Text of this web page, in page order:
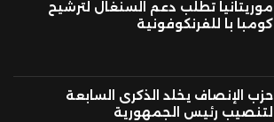
موريتانيا تطلب دعم السنغال لترشيح
كومبا با للفرنكوفونية
حزب الإنصاف يخلد الذكرى السابعة
لتنصيب رئيس الجمهورية